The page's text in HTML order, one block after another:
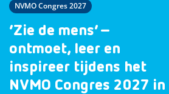
NVMO Congres 2027
‘Zie de mens’ –
ontmoet, leer en
inspireer tijdens het
NVMO Congres 2027 in